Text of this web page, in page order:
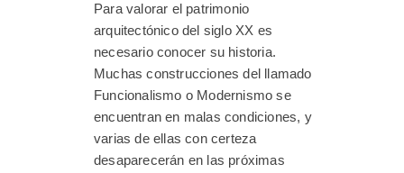
Para valorar el patrimonio
arquitectónico del siglo XX es
necesario conocer su historia.
Muchas construcciones del llamado
Funcionalismo o Modernismo se
encuentran en malas condiciones, y
varias de ellas con certeza
desaparecerán en las próximas